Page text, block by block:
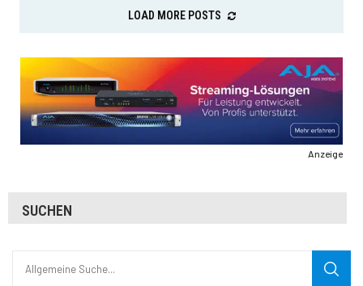
LOAD MORE POSTS
Anzeige
SUCHEN